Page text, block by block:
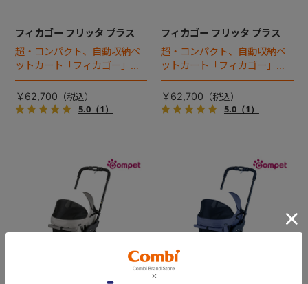
フィカゴー フリッタ プラス
超・コンパクト、自動収納ペ
ットカート「フィカゴー」に
キャビン着脱タイプが新登
場！
￥62,700
5.0（1）
フィカゴー フリッタ プラス
超・コンパクト、自動収納ペ
ットカート「フィカゴー」に
キャビン着脱タイプが新登
場！
￥62,700
5.0（1）